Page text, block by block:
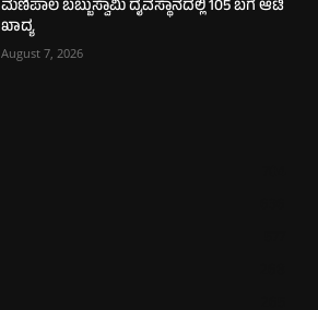
ಮಣಿಪಾಲ ಬಬ್ಬುಸ್ವಾಮಿ ದೈವಸ್ಥಾನದಲ್ಲಿ 105 ಬಗೆ ಆಟಿ
ಖಾದ್ಯ
August 7, 2026